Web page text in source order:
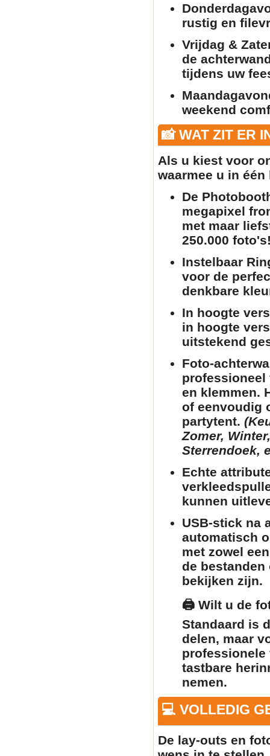
rustig en
Vrijdag &
de
tijdens uw
weekend
📸 WAT ZIT ER
Als u kiest voor
waarmee u in
De
megapixel
met maar
250.000
Instelbaar
voor de
denkbare
In hoogte
in hoogte
uitstekend
Foto-
professioneel
en klemmen.
of eenvoudig
partytent.
Zomer,
Sterrendoek,
Echte
kunnen
USB-stick na
automatisch
met zowel
de
bekijken zijn.
🖨️ Wilt u de
Standaard is
delen, maar
professionele
tastbare
nemen.
💻 VOLLEDIG
De lay-outs en